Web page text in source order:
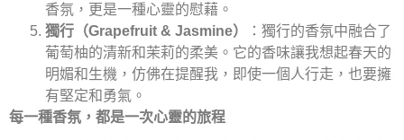
香氛，更是一種心靈的慰藉。
獨行（Grapefruit & Jasmine）
：獨行的香氛中融合了
葡萄柚的清新和茉莉的柔美。它的香味讓我想起春天的
明媚和生機，仿佛在提醒我，即使一個人行走，也要擁
有堅定和勇氣。
每一種香氛，都是一次心靈的旅程